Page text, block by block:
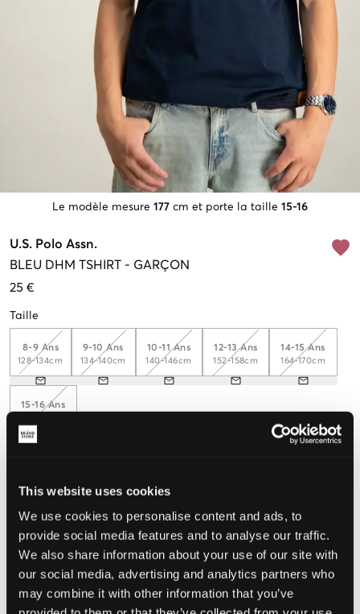
This website uses cookies
We use cookies to personalise content and ads, to
provide social media features and to analyse our traffic.
We also share information about your use of our site with
our social media, advertising and analytics partners who
may combine it with other information that you’ve
Le modèle mesure 177 cm et porte la taille 15-16
U.S. Polo Assn.
BLEU DHM TSHIRT - GARÇON
25 €
Taille
8-9 Ans
128-134cm
9-10 Ans
134-140cm
10-11 Ans
140-146cm
12-13 Ans
152-158cm
14-15 Ans
164-170cm
15-16 Ans
Petit Parfait
CHOISIR LA TAILLE